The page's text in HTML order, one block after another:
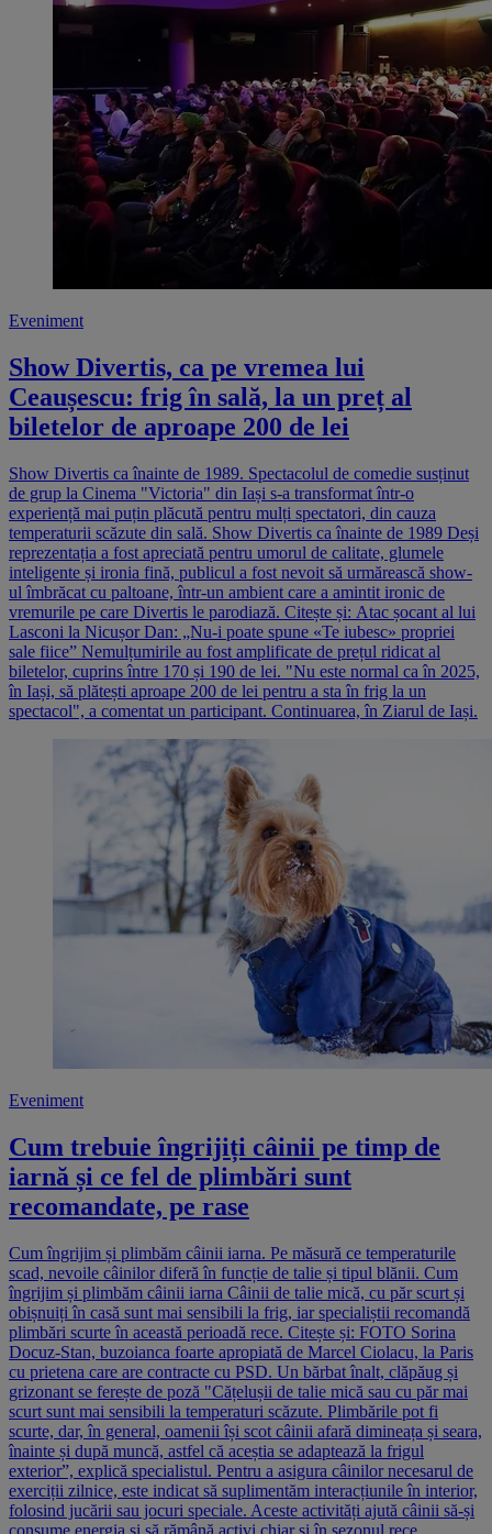
Eveniment
Show Divertis, ca pe vremea lui
Ceaușescu: frig în sală, la un preț al
biletelor de aproape 200 de lei
Show Divertis ca înainte de 1989. Spectacolul de comedie susținut
de grup la Cinema "Victoria" din Iași s-a transformat într-o
experiență mai puțin plăcută pentru mulți spectatori, din cauza
temperaturii scăzute din sală. Show Divertis ca înainte de 1989 Deși
reprezentația a fost apreciată pentru umorul de calitate, glumele
inteligente și ironia fină, publicul a fost nevoit să urmărească show-
ul îmbrăcat cu paltoane, într-un ambient care a amintit ironic de
vremurile pe care Divertis le parodiază. Citește și: Atac șocant al lui
Lasconi la Nicușor Dan: „Nu-i poate spune «Te iubesc» propriei
sale fiice” Nemulțumirile au fost amplificate de prețul ridicat al
biletelor, cuprins între 170 și 190 de lei. "Nu este normal ca în 2025,
în Iași, să plătești aproape 200 de lei pentru a sta în frig la un
spectacol", a comentat un participant. Continuarea, în Ziarul de Iași.
Eveniment
Cum trebuie îngrijiți câinii pe timp de
iarnă și ce fel de plimbări sunt
recomandate, pe rase
Cum îngrijim și plimbăm câinii iarna. Pe măsură ce temperaturile
scad, nevoile câinilor diferă în funcție de talie și tipul blănii. Cum
îngrijim și plimbăm câinii iarna Câinii de talie mică, cu păr scurt și
obișnuiți în casă sunt mai sensibili la frig, iar specialiștii recomandă
plimbări scurte în această perioadă rece. Citește și: FOTO Sorina
Docuz-Stan, buzoianca foarte apropiată de Marcel Ciolacu, la Paris
cu prietena care are contracte cu PSD. Un bărbat înalt, clăpăug și
grizonant se ferește de poză "Cățelușii de talie mică sau cu păr mai
scurt sunt mai sensibili la temperaturi scăzute. Plimbările pot fi
scurte, dar, în general, oamenii își scot câinii afară dimineața și seara,
înainte și după muncă, astfel că aceștia se adaptează la frigul
exterior”, explică specialistul. Pentru a asigura câinilor necesarul de
exerciții zilnice, este indicat să suplimentăm interacțiunile în interior,
folosind jucării sau jocuri speciale. Aceste activități ajută câinii să-și
consume energia și să rămână activi chiar și în sezonul rece.